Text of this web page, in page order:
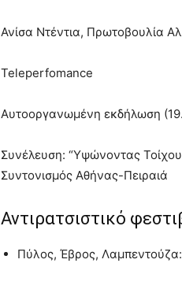
Ανίσα Ντέντια, Πρωτοβουλία
Teleperfomance
Αυτοοργανωμένη εκδήλωση
Συνέλευση: “Υψώνοντας
Συντονισμός Αθήνας-Πειραιά
Αντιρατσιστικό
Πύλος, Έβρος,